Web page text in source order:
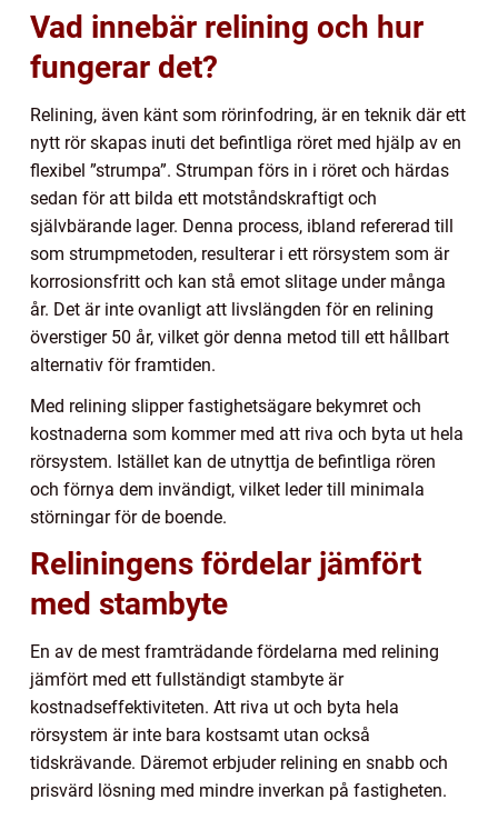
Vad innebär relining och hur
fungerar det?
Relining, även känt som rörinfodring, är en teknik där ett
nytt rör skapas inuti det befintliga röret med hjälp av en
flexibel ”strumpa”. Strumpan förs in i röret och härdas
sedan för att bilda ett motståndskraftigt och
självbärande lager. Denna process, ibland refererad till
som strumpmetoden, resulterar i ett rörsystem som är
korrosionsfritt och kan stå emot slitage under många
år. Det är inte ovanligt att livslängden för en relining
överstiger 50 år, vilket gör denna metod till ett hållbart
alternativ för framtiden.
Med relining slipper fastighetsägare bekymret och
kostnaderna som kommer med att riva och byta ut hela
rörsystem. Istället kan de utnyttja de befintliga rören
och förnya dem invändigt, vilket leder till minimala
störningar för de boende.
Reliningens fördelar jämfört
med stambyte
En av de mest framträdande fördelarna med relining
jämfört med ett fullständigt stambyte är
kostnadseffektiviteten. Att riva ut och byta hela
rörsystem är inte bara kostsamt utan också
tidskrävande. Däremot erbjuder relining en snabb och
prisvärd lösning med mindre inverkan på fastigheten.